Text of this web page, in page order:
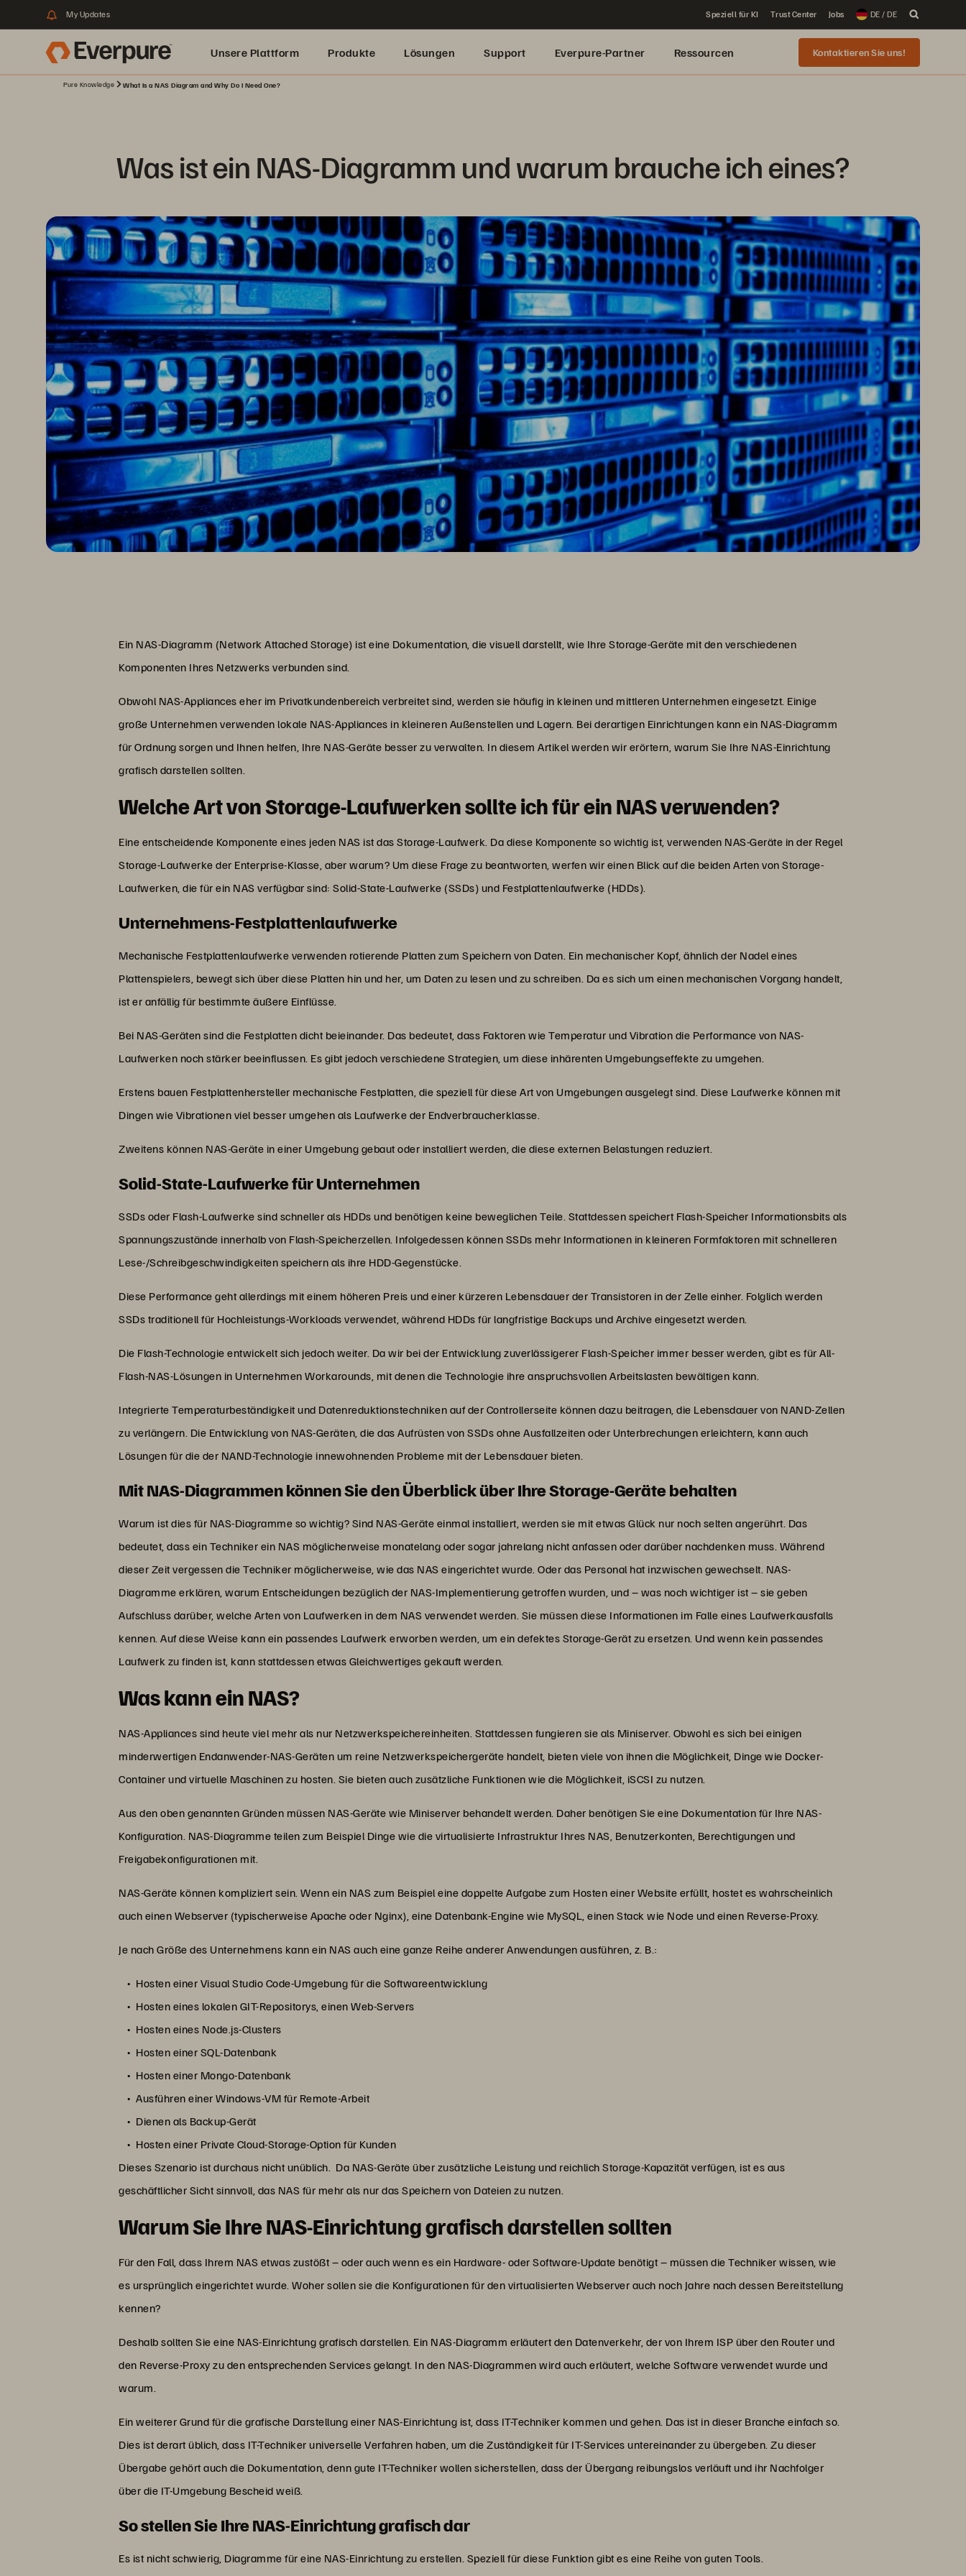
My Updates Speziell für KI Trust Center Jobs DE / DE
Unsere Plattform Produkte Lösungen Support Everpure-Partner Ressourcen Kontaktieren Sie uns!
Pure Knowledge What Is a NAS Diagram and Why Do I Need One?
Was ist ein NAS-Diagramm und warum brauche ich eines?
Ein NAS-Diagramm (Network Attached Storage) ist eine Dokumentation, die visuell darstellt, wie Ihre Storage-Geräte mit den verschiedenen
Komponenten Ihres Netzwerks verbunden sind.
Obwohl NAS-Appliances eher im Privatkundenbereich verbreitet sind, werden sie häufig in kleinen und mittleren Unternehmen eingesetzt. Einige
große Unternehmen verwenden lokale NAS-Appliances in kleineren Außenstellen und Lagern. Bei derartigen Einrichtungen kann ein NAS-Diagramm
für Ordnung sorgen und Ihnen helfen, Ihre NAS-Geräte besser zu verwalten. In diesem Artikel werden wir erörtern, warum Sie Ihre NAS-Einrichtung
grafisch darstellen sollten.
Welche Art von Storage-Laufwerken sollte ich für ein NAS verwenden?
Eine entscheidende Komponente eines jeden NAS ist das Storage-Laufwerk. Da diese Komponente so wichtig ist, verwenden NAS-Geräte in der Regel
Storage-Laufwerke der Enterprise-Klasse, aber warum? Um diese Frage zu beantworten, werfen wir einen Blick auf die beiden Arten von Storage-
Laufwerken, die für ein NAS verfügbar sind: Solid-State-Laufwerke (SSDs) und Festplattenlaufwerke (HDDs).
Unternehmens-Festplattenlaufwerke
Mechanische Festplattenlaufwerke verwenden rotierende Platten zum Speichern von Daten. Ein mechanischer Kopf, ähnlich der Nadel eines
Plattenspielers, bewegt sich über diese Platten hin und her, um Daten zu lesen und zu schreiben. Da es sich um einen mechanischen Vorgang handelt,
ist er anfällig für bestimmte äußere Einflüsse.
Bei NAS-Geräten sind die Festplatten dicht beieinander. Das bedeutet, dass Faktoren wie Temperatur und Vibration die Performance von NAS-
Laufwerken noch stärker beeinflussen. Es gibt jedoch verschiedene Strategien, um diese inhärenten Umgebungseffekte zu umgehen.
Erstens bauen Festplattenhersteller mechanische Festplatten, die speziell für diese Art von Umgebungen ausgelegt sind. Diese Laufwerke können mit
Dingen wie Vibrationen viel besser umgehen als Laufwerke der Endverbraucherklasse.
Zweitens können NAS-Geräte in einer Umgebung gebaut oder installiert werden, die diese externen Belastungen reduziert.
Solid-State-Laufwerke für Unternehmen
SSDs oder Flash-Laufwerke sind schneller als HDDs und benötigen keine beweglichen Teile. Stattdessen speichert Flash-Speicher Informationsbits als
Spannungszustände innerhalb von Flash-Speicherzellen. Infolgedessen können SSDs mehr Informationen in kleineren Formfaktoren mit schnelleren
Lese-/Schreibgeschwindigkeiten speichern als ihre HDD-Gegenstücke.
Diese Performance geht allerdings mit einem höheren Preis und einer kürzeren Lebensdauer der Transistoren in der Zelle einher. Folglich werden
SSDs traditionell für Hochleistungs-Workloads verwendet, während HDDs für langfristige Backups und Archive eingesetzt werden.
Die Flash-Technologie entwickelt sich jedoch weiter. Da wir bei der Entwicklung zuverlässigerer Flash-Speicher immer besser werden, gibt es für All-
Flash-NAS-Lösungen in Unternehmen Workarounds, mit denen die Technologie ihre anspruchsvollen Arbeitslasten bewältigen kann.
Integrierte Temperaturbeständigkeit und Datenreduktionstechniken auf der Controllerseite können dazu beitragen, die Lebensdauer von NAND-Zellen
zu verlängern. Die Entwicklung von NAS-Geräten, die das Aufrüsten von SSDs ohne Ausfallzeiten oder Unterbrechungen erleichtern, kann auch
Lösungen für die der NAND-Technologie innewohnenden Probleme mit der Lebensdauer bieten.
Mit NAS-Diagrammen können Sie den Überblick über Ihre Storage-Geräte behalten
Warum ist dies für NAS-Diagramme so wichtig? Sind NAS-Geräte einmal installiert, werden sie mit etwas Glück nur noch selten angerührt. Das
bedeutet, dass ein Techniker ein NAS möglicherweise monatelang oder sogar jahrelang nicht anfassen oder darüber nachdenken muss. Während
dieser Zeit vergessen die Techniker möglicherweise, wie das NAS eingerichtet wurde. Oder das Personal hat inzwischen gewechselt. NAS-
Diagramme erklären, warum Entscheidungen bezüglich der NAS-Implementierung getroffen wurden, und – was noch wichtiger ist – sie geben
Aufschluss darüber, welche Arten von Laufwerken in dem NAS verwendet werden. Sie müssen diese Informationen im Falle eines Laufwerkausfalls
kennen. Auf diese Weise kann ein passendes Laufwerk erworben werden, um ein defektes Storage-Gerät zu ersetzen. Und wenn kein passendes
Laufwerk zu finden ist, kann stattdessen etwas Gleichwertiges gekauft werden.
Was kann ein NAS?
NAS-Appliances sind heute viel mehr als nur Netzwerkspeichereinheiten. Stattdessen fungieren sie als Miniserver. Obwohl es sich bei einigen
minderwertigen Endanwender-NAS-Geräten um reine Netzwerkspeichergeräte handelt, bieten viele von ihnen die Möglichkeit, Dinge wie Docker-
Container und virtuelle Maschinen zu hosten. Sie bieten auch zusätzliche Funktionen wie die Möglichkeit, iSCSI zu nutzen.
Aus den oben genannten Gründen müssen NAS-Geräte wie Miniserver behandelt werden. Daher benötigen Sie eine Dokumentation für Ihre NAS-
Konfiguration. NAS-Diagramme teilen zum Beispiel Dinge wie die virtualisierte Infrastruktur Ihres NAS, Benutzerkonten, Berechtigungen und
Freigabekonfigurationen mit.
NAS-Geräte können kompliziert sein. Wenn ein NAS zum Beispiel eine doppelte Aufgabe zum Hosten einer Website erfüllt, hostet es wahrscheinlich
auch einen Webserver (typischerweise Apache oder Nginx), eine Datenbank-Engine wie MySQL, einen Stack wie Node und einen Reverse-Proxy.
Je nach Größe des Unternehmens kann ein NAS auch eine ganze Reihe anderer Anwendungen ausführen, z. B.:
Hosten einer Visual Studio Code-Umgebung für die Softwareentwicklung
Hosten eines lokalen GIT-Repositorys, einen Web-Servers
Hosten eines Node.js-Clusters
Hosten einer SQL-Datenbank
Hosten einer Mongo-Datenbank
Ausführen einer Windows-VM für Remote-Arbeit
Dienen als Backup-Gerät
Hosten einer Private Cloud-Storage-Option für Kunden
Dieses Szenario ist durchaus nicht unüblich. Da NAS-Geräte über zusätzliche Leistung und reichlich Storage-Kapazität verfügen, ist es aus
geschäftlicher Sicht sinnvoll, das NAS für mehr als nur das Speichern von Dateien zu nutzen.
Warum Sie Ihre NAS-Einrichtung grafisch darstellen sollten
Für den Fall, dass Ihrem NAS etwas zustößt – oder auch wenn es ein Hardware- oder Software-Update benötigt – müssen die Techniker wissen, wie
es ursprünglich eingerichtet wurde. Woher sollen sie die Konfigurationen für den virtualisierten Webserver auch noch Jahre nach dessen Bereitstellung
kennen?
Deshalb sollten Sie eine NAS-Einrichtung grafisch darstellen. Ein NAS-Diagramm erläutert den Datenverkehr, der von Ihrem ISP über den Router und
den Reverse-Proxy zu den entsprechenden Services gelangt. In den NAS-Diagrammen wird auch erläutert, welche Software verwendet wurde und
warum.
Ein weiterer Grund für die grafische Darstellung einer NAS-Einrichtung ist, dass IT-Techniker kommen und gehen. Das ist in dieser Branche einfach so.
Dies ist derart üblich, dass IT-Techniker universelle Verfahren haben, um die Zuständigkeit für IT-Services untereinander zu übergeben. Zu dieser
Übergabe gehört auch die Dokumentation, denn gute IT-Techniker wollen sicherstellen, dass der Übergang reibungslos verläuft und ihr Nachfolger
über die IT-Umgebung Bescheid weiß.
So stellen Sie Ihre NAS-Einrichtung grafisch dar
Es ist nicht schwierig, Diagramme für eine NAS-Einrichtung zu erstellen. Speziell für diese Funktion gibt es eine Reihe von guten Tools.